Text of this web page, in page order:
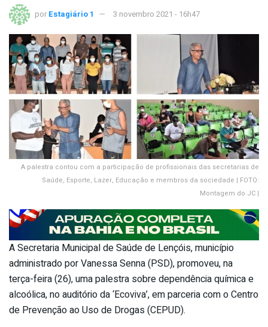
por Estagiário 1 3 novembro 2021 - 16h47
A palestra contou com a participação de profissionais das secretarias de
Saúde, Esporte, Lazer, Educação e membros da sociedade | FOTO:
Montagem do JC |
A Secretaria Municipal de Saúde de Lençóis, município
administrado por Vanessa Senna (PSD), promoveu, na
terça-feira (26), uma palestra sobre dependência química e
alcoólica, no auditório da ‘Ecoviva’, em parceria com o Centro
de Prevenção ao Uso de Drogas (CEPUD).